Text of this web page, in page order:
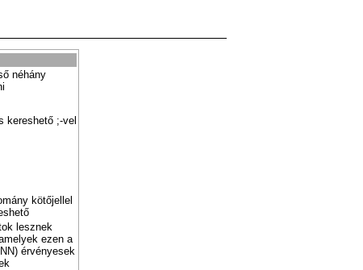
néhány
kereshető ;-vel
kötőjellel
lesznek
ezen a
érvényesek